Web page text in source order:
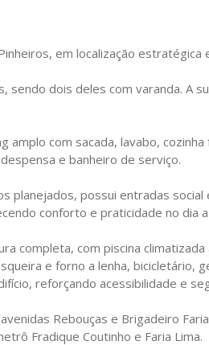
em localização
sendo dois deles com varanda. A
amplo com sacada, lavabo,
e banheiro de serviço.
planejados, possui entradas
conforto e praticidade no dia a
completa, com piscina
e forno a lenha, bicicletário,
reforçando acessibilidade e
Rebouças e Brigadeiro
Fradique Coutinho e Faria Lima.